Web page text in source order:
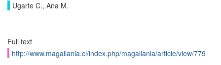
Ugarte C., Ana M.
Full text
http://www.magallania.cl/index.php/magallania/article/view/779